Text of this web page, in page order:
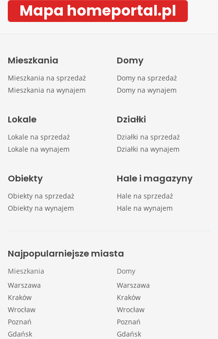
Mapa homeportal.pl
Mieszkania
Mieszkania na sprzedaż
Mieszkania na wynajem
Domy
Domy na sprzedaż
Domy na wynajem
Lokale
Lokale na sprzedaż
Lokale na wynajem
Działki
Działki na sprzedaż
Działki na wynajem
Obiekty
Obiekty na sprzedaż
Obiekty na wynajem
Hale i magazyny
Hale na sprzedaż
Hale na wynajem
Najpopularniejsze miasta
Mieszkania
Warszawa
Kraków
Wrocław
Poznań
Gdańsk
Domy
Warszawa
Kraków
Wrocław
Poznań
Gdańsk